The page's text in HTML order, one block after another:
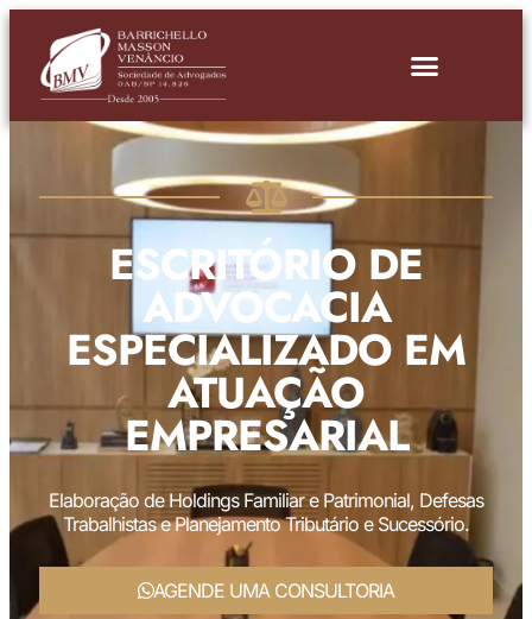
ESCRITÓRIO DE
ADVOCACIA
ESPECIALIZADO EM
ATUAÇÃO
EMPRESARIAL
Elaboração de Holdings Familiar e Patrimonial, Defesas
Trabalhistas e Planejamento Tributário e Sucessório.
AGENDE UMA CONSULTORIA